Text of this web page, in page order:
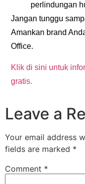
perlindungan
Jangan tunggu
Amankan brand
Office.
Klik di sini untuk
gratis.
Leave a
Your email address
fields are marked *
Comment *